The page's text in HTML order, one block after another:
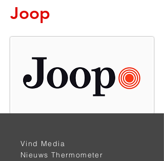
Joop
Vind Media
Nieuws Thermometer